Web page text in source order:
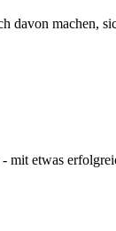
davon machen,
mit etwas